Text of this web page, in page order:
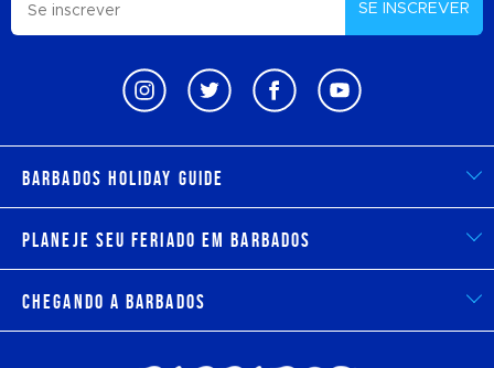
SE INSCREVER
Barbados Holiday Guide
Planeje seu feriado em Barbados
Chegando a Barbados